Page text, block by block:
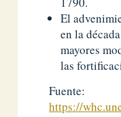
El
en la
mayores
las
Fuente:
https://